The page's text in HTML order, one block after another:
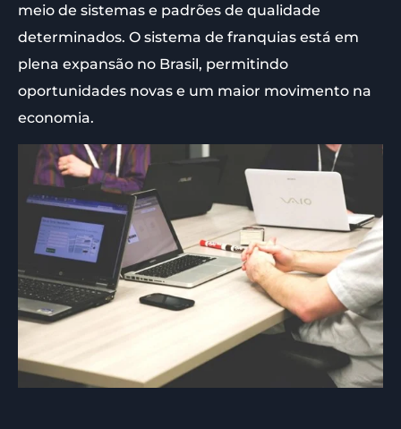
meio de sistemas e padrões de qualidade
determinados. O sistema de franquias está em
plena expansão no Brasil, permitindo
oportunidades novas e um maior movimento na
economia.